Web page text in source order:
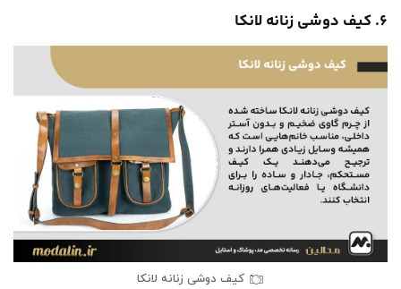
۶. کیف دوشی زنانه لانکا
کیف دوشی زنانه لانکا